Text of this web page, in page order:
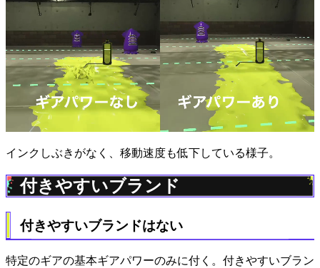
インクしぶきがなく、移動速度も低下している様子。
付きやすいブランド
付きやすいブランドはない
特定のギアの基本ギアパワーのみに付く。付きやすいブラン